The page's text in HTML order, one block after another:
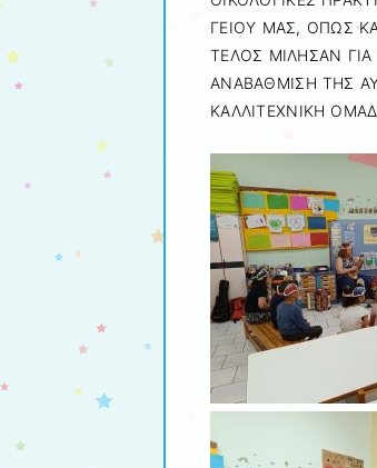
ΓΕΙΟΥ ΜΑΣ, ΟΠΩΣ
ΤΕΛΟΣ ΜΙΛΗΣΑΝ
ΑΝΑΒΑΘΜΙΣΗ ΤΗΣ
ΚΑΛΛΙΤΕΧΝΙΚΗ